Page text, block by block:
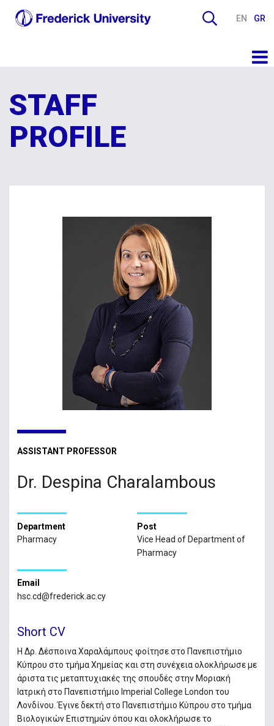
EN GR
STAFF
PROFILE
ASSISTANT PROFESSOR
Dr. Despina Charalambous
Department
Pharmacy
Post
Vice Head of Department of
Pharmacy
Email
hsc.cd@frederick.ac.cy
Short CV
Η Δρ. Δέσποινα Χαραλάμπους φοίτησε στο Πανεπιστήμιο
Κύπρου στο τμήμα Χημείας και στη συνέχεια ολοκλήρωσε με
άριστα τις μεταπτυχιακές της σπουδές στην Μοριακή
Ιατρική στο Πανεπιστήμιο Imperial College London του
Λονδίνου. Έγινε δεκτή στο Πανεπιστήμιο Κύπρου στο τμήμα
Βιολογικών Επιστημών όπου και ολοκλήρωσε το